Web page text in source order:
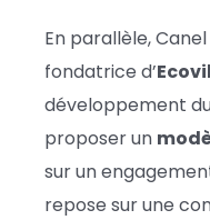
En parallèle,
fondatrice d’
développement
proposer un
sur un
repose sur une